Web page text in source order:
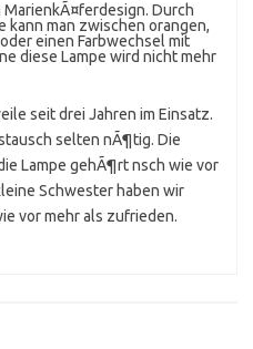
Durch
kann man zwischen orangen,
einen Farbwechsel mit
diese Lampe wird nicht mehr
seit drei Jahren im Einsatz.
selten nÃ¶tig. Die
Lampe gehÃ¶rt nsch wie vor
Schwester haben wir
vor mehr als zufrieden.